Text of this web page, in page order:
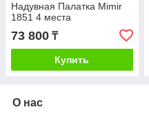
Надувная Палатка Mimir
1851 4 места
73 800 ₸
Купить
О нас